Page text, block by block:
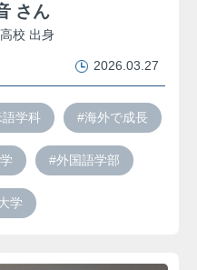
さん
校 出身
2026.03.27
語学科 #海外で成長
#外国語学部
学